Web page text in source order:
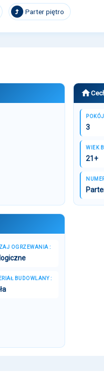
Parter piętro
3
WIEK
21+
OGRZEWANIA :
BUDOWLANY :